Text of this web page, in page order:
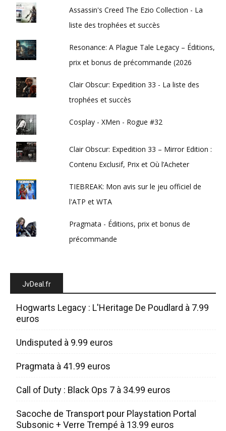
Assassin's Creed The Ezio Collection - La
liste des trophées et succès
Resonance: A Plague Tale Legacy – Éditions,
prix et bonus de précommande (2026
Clair Obscur: Expedition 33 - La liste des
trophées et succès
Cosplay - XMen - Rogue #32
Clair Obscur: Expedition 33 – Mirror Edition :
Contenu Exclusif, Prix et Où l’Acheter
TIEBREAK: Mon avis sur le jeu officiel de
l'ATP et WTA
Pragmata - Éditions, prix et bonus de
précommande
JvDeal.fr
Hogwarts Legacy : L'Heritage De Poudlard à 7.99
euros
Undisputed à 9.99 euros
Pragmata à 41.99 euros
Call of Duty : Black Ops 7 à 34.99 euros
Sacoche de Transport pour Playstation Portal
Subsonic + Verre Trempé à 13.99 euros